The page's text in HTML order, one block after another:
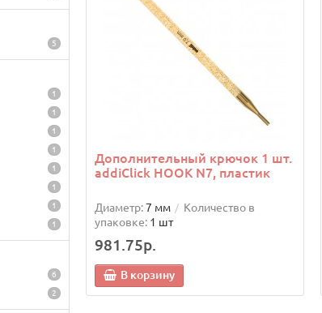
5
1
1
1
1
1
1
1
1
6
2
Дополнительный крючок 1 шт.
addiClick HOOK N7, пластик
Диаметр:7 мм
Количество в
упаковке: 1 шт
981.75р.
В корзину